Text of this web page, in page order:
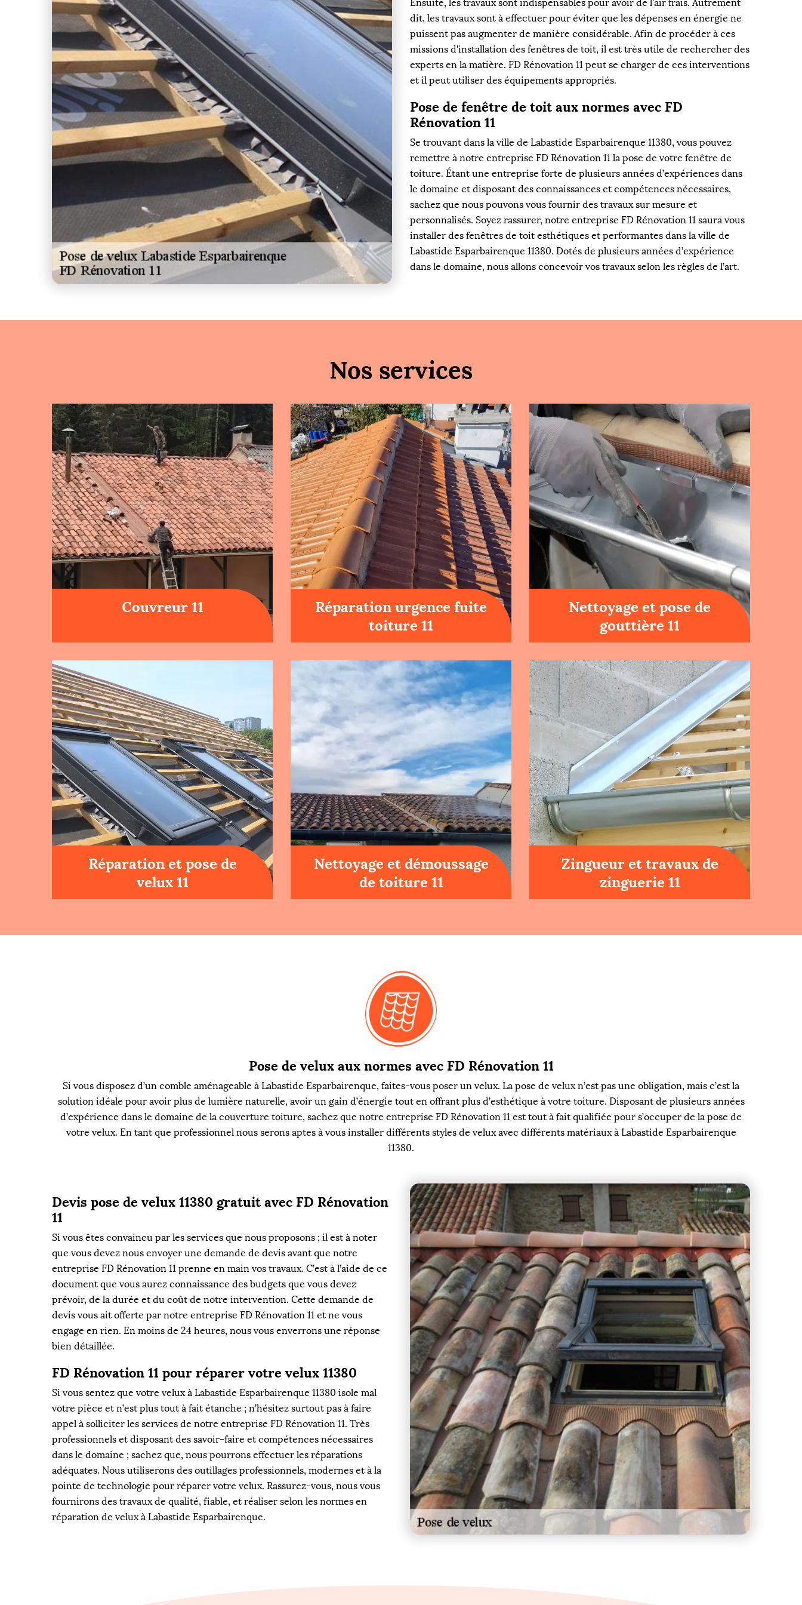
Ensuite, les travaux sont indispensables pour avoir de l'air frais. Autrement
dit, les travaux sont à effectuer pour éviter que les dépenses en énergie ne
puissent pas augmenter de manière considérable. Afin de procéder à ces
missions d'installation des fenêtres de toit, il est très utile de rechercher des
experts en la matière. FD Rénovation 11 peut se charger de ces interventions
et il peut utiliser des équipements appropriés.
Pose de fenêtre de toit aux normes avec FD
Rénovation 11
Se trouvant dans la ville de Labastide Esparbairenque 11380, vous pouvez
remettre à notre entreprise FD Rénovation 11 la pose de votre fenêtre de
toiture. Étant une entreprise forte de plusieurs années d’expériences dans
le domaine et disposant des connaissances et compétences nécessaires,
sachez que nous pouvons vous fournir des travaux sur mesure et
personnalisés. Soyez rassurer, notre entreprise FD Rénovation 11 saura vous
installer des fenêtres de toit esthétiques et performantes dans la ville de
Labastide Esparbairenque 11380. Dotés de plusieurs années d’expérience
dans le domaine, nous allons concevoir vos travaux selon les règles de l’art.
Nos services
Couvreur 11
Réparation urgence fuite
toiture 11
Nettoyage et pose de
gouttière 11
Réparation et pose de
velux 11
Nettoyage et démoussage
de toiture 11
Zingueur et travaux de
zinguerie 11
Pose de velux aux normes avec FD Rénovation 11
Si vous disposez d’un comble aménageable à Labastide Esparbairenque, faites-vous poser un velux. La pose de velux n’est pas une obligation, mais c’est la
solution idéale pour avoir plus de lumière naturelle, avoir un gain d’énergie tout en offrant plus d’esthétique à votre toiture. Disposant de plusieurs années
d’expérience dans le domaine de la couverture toiture, sachez que notre entreprise FD Rénovation 11 est tout à fait qualifiée pour s’occuper de la pose de
votre velux. En tant que professionnel nous serons aptes à vous installer différents styles de velux avec différents matériaux à Labastide Esparbairenque
11380.
Devis pose de velux 11380 gratuit avec FD Rénovation
11
Si vous êtes convaincu par les services que nous proposons ; il est à noter
que vous devez nous envoyer une demande de devis avant que notre
entreprise FD Rénovation 11 prenne en main vos travaux. C’est à l’aide de ce
document que vous aurez connaissance des budgets que vous devez
prévoir, de la durée et du coût de notre intervention. Cette demande de
devis vous ait offerte par notre entreprise FD Rénovation 11 et ne vous
engage en rien. En moins de 24 heures, nous vous enverrons une réponse
bien détaillée.
FD Rénovation 11 pour réparer votre velux 11380
Si vous sentez que votre velux à Labastide Esparbairenque 11380 isole mal
votre pièce et n’est plus tout à fait étanche ; n’hésitez surtout pas à faire
appel à solliciter les services de notre entreprise FD Rénovation 11. Très
professionnels et disposant des savoir-faire et compétences nécessaires
dans le domaine ; sachez que, nous pourrons effectuer les réparations
adéquates. Nous utiliserons des outillages professionnels, modernes et à la
pointe de technologie pour réparer votre velux. Rassurez-vous, nous vous
fournirons des travaux de qualité, fiable, et réaliser selon les normes en
réparation de velux à Labastide Esparbairenque.